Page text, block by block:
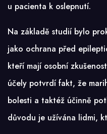
u pacienta k oslepnutí.
Na základě studií bylo
jako ochrana před
kteří mají osobní
účely potvrdí fakt, že
bolesti a taktéž účinně
důvodu je užívána lidmi,